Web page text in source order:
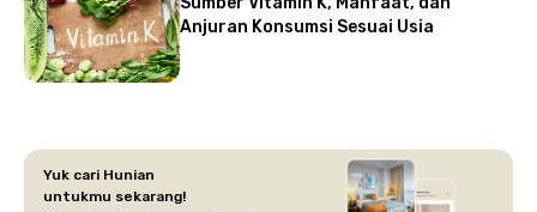
Anjuran Konsumsi Sesuai Usia
Yuk cari Hunian
untukmu sekarang!